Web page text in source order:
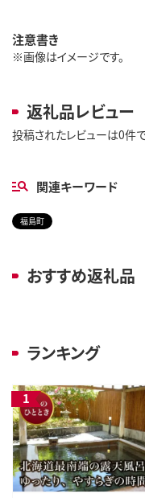
注意書き
※画像はイメージです。
返礼品レビュー
投稿されたレビューは0件で
関連キーワード
福島町
おすすめ返礼品
ランキング